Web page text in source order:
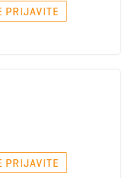
PRIJAVITE
PRIJAVITE